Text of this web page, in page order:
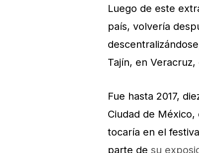
Luego de este
país, volvería
Tajín, en Veracruz,
Fue hasta 2017,
Ciudad de
tocaría en el
parte de su